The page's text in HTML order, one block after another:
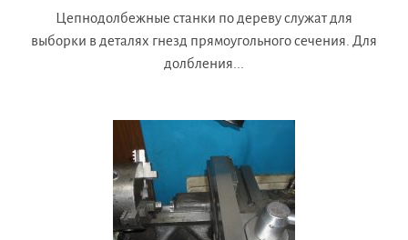
Цепнодолбежные станки по дереву служат для
выборки в деталях гнезд прямоугольного сечения. Для
долбления...